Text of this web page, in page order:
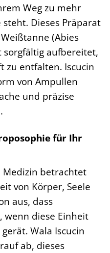
Weg zu mehr
Dieses Präparat
(Abies
sorgfältig aufbereitet,
zu entfalten. Iscucin
von Ampullen
und präzise
für Ihr
Medizin betrachtet
von Körper, Seele
aus, dass
wenn diese Einheit
Wala Iscucin
ab, dieses